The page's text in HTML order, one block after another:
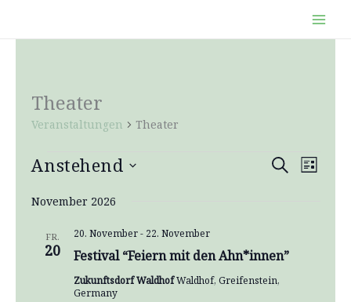
Theater
Veranstaltungen Theater
Veranstaltungen
Navigation
SucheListe
Anstehend
wählen.
November 2026
FR.
20 Festival “Feiern mit den Ahn*innen”
20. November- 22. November
Zukunftsdorf WaldhofWaldhof, Greifenstein,
Germany